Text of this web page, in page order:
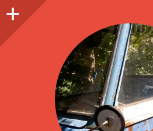
O
p
e
n
i
d
e
b
a
Seitenleiste